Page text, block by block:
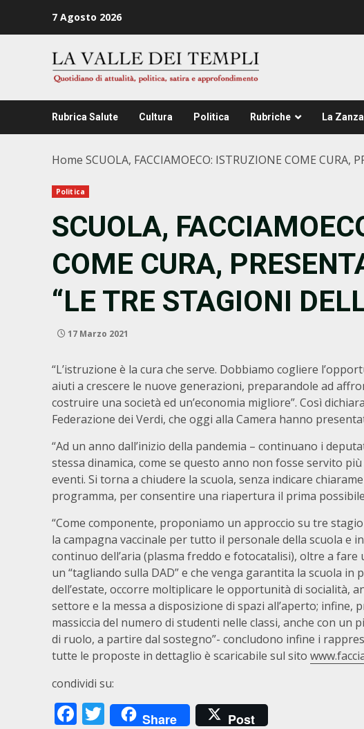
7 Agosto 2026
Rubrica Salute Cultura Politica Rubriche La
Home SCUOLA, FACCIAMOECO: ISTRUZIONE COME CURA,
Politica
SCUOLA,
COME CURA,
“LE TRE STAGIONI
17 Marzo 2021
“L’istruzione è la cura che serve. Dobbiamo cogliere
aiuti a crescere le nuove generazioni, preparandole ad
costruire una società ed un’economia migliore”. Così
Federazione dei Verdi, che oggi alla Camera hanno
“Ad un anno dall’inizio della pandemia – continuano i
stessa dinamica, come se questo anno non fosse servito
eventi. Si torna a chiudere la scuola, senza indicare
programma, per consentire una riapertura il prima possibile
“Come componente, proponiamo un approccio su tre
la campagna vaccinale per tutto il personale della scuola e
continuo dell’aria (plasma freddo e fotocatalisi), oltre a
un “tagliando sulla DAD” e che venga garantita la scuola
dell’estate, occorre moltiplicare le opportunità di socialità,
settore e la messa a disposizione di spazi all’aperto;
massiccia del numero di studenti nelle classi, anche con
di ruolo, a partire dal sostegno”- concludono infine i
tutte le proposte in dettaglio è scaricabile sul sito
condividi su:
Facebook
Twitter
Share Post